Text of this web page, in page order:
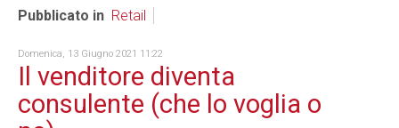
Pubblicato in Retail
Domenica, 13 Giugno 2021 11:22
Il venditore diventa
consulente (che lo voglia o